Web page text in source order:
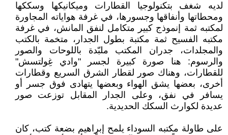
لديه شغف بتكنولوجيا القطارات وميكانيكها وسككها
ومحطاتها وأنفاقها وجسورها، في غرفة هواياته المجاورة
لمكتبه ثمة إنموذج كبير متكامل لنفق المانش، في غرفة
مكتبه الفسيح ثمة مكتبة بطول الجدار، متخمة بالكتب
والمجلدات، جدران المكتب ملبّدة باللوحات والصور
والرسوم: هنا صورة كبيرة لجسر "وادي غِولتسش"
للقطارات، وهناك صور لقطار الشرق السريع وقطارات
أخرى، بعضها يشق الهواء وبعضها يتهادى فوق جسر أو
يسافر في نفق، وعلى الجدار المقابل توزعت صور
عديدة لكوارث السكك الحديدية.
على طاولة مكتبه السوداء يلمح إبراهيم بضعة كتب، كان